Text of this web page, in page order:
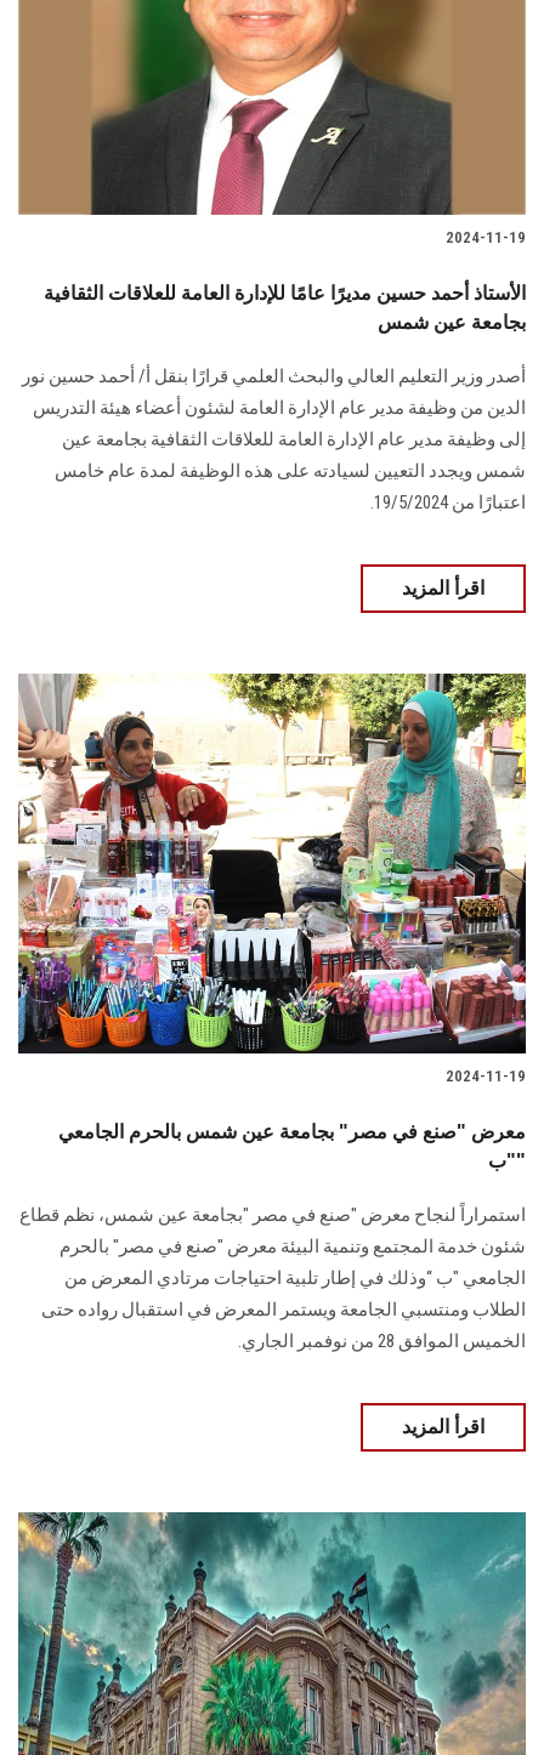
2024-11-19
الأستاذ أحمد حسين مديرًا عامًا للإدارة العامة للعلاقات الثقافية
بجامعة عين شمس
أصدر وزير التعليم العالي والبحث العلمي قرارًا بنقل أ/ أحمد حسين نور
الدين من وظيفة مدير عام الإدارة العامة لشئون أعضاء هيئة التدريس
إلى وظيفة مدير عام الإدارة العامة للعلاقات الثقافية بجامعة عين
شمس ويجدد التعيين لسيادته على هذه الوظيفة لمدة عام خامس
اعتبارًا من 19/5/2024.
اقرأ المزيد
2024-11-19
معرض "صنع في مصر" بجامعة عين شمس بالحرم الجامعي
"ب"
استمراراً لنجاح معرض "صنع في مصر "بجامعة عين شمس، نظم قطاع
شئون خدمة المجتمع وتنمية البيئة معرض "صنع في مصر" بالحرم
الجامعي "ب “‏وذلك في إطار تلبية احتياجات مرتادي المعرض من
الطلاب ومنتسبي الجامعة ويستمر المعرض ‏في استقبال رواده حتى
الخميس الموافق 28 من نوفمبر الجاري‎.‎
اقرأ المزيد